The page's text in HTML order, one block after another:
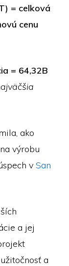
= celková
cenu
= 64,32B
ako
výrobu
vSan
a jej
a